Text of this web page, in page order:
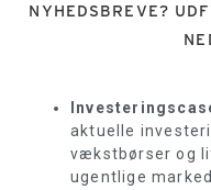
NYHEDSBREVE?
aktuelle
vækstbørser og
ugentlige